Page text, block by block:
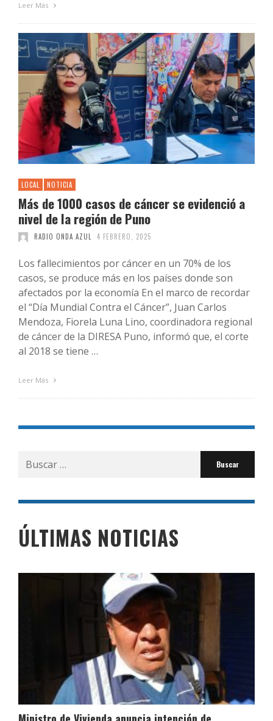
Leer Más
LOCAL NOTICIA
Más de 1000 casos de cáncer se evidenció a
nivel de la región de Puno
RADIO ONDA AZUL 4 FEBRERO, 2025
Los fallecimientos por cáncer en un 70% de los
casos, se produce más en los países donde son
afectados por la economía En el marco de recordar
el “Día Mundial Contra el Cáncer”, Juan Carlos
Mendoza, Fiorela Luna Lino, coordinadora regional
de cáncer de la DIRESA Puno, informó que, el corte
al 2018 se tiene …
Leer Más
Buscar
por:
ÚLTIMAS NOTICIAS